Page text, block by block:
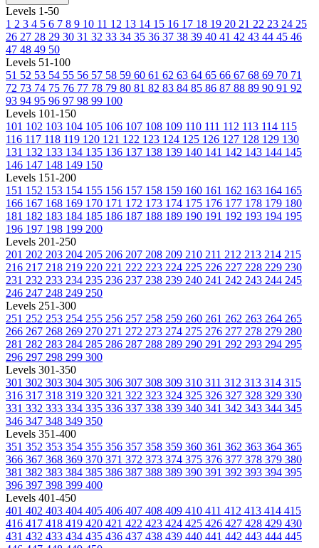
Levels 1-50
1 2 3 4 5 6 7 8 9 10 11 12 13 14 15 16 17 18 19 20 21 22 23 24 25
26 27 28 29 30 31 32 33 34 35 36 37 38 39 40 41 42 43 44 45 46
47 48 49 50
Levels 51-100
51 52 53 54 55 56 57 58 59 60 61 62 63 64 65 66 67 68 69 70 71
72 73 74 75 76 77 78 79 80 81 82 83 84 85 86 87 88 89 90 91 92
93 94 95 96 97 98 99 100
Levels 101-150
101 102 103 104 105 106 107 108 109 110 111 112 113 114 115
116 117 118 119 120 121 122 123 124 125 126 127 128 129 130
131 132 133 134 135 136 137 138 139 140 141 142 143 144 145
146 147 148 149 150
Levels 151-200
151 152 153 154 155 156 157 158 159 160 161 162 163 164 165
166 167 168 169 170 171 172 173 174 175 176 177 178 179 180
181 182 183 184 185 186 187 188 189 190 191 192 193 194 195
196 197 198 199 200
Levels 201-250
201 202 203 204 205 206 207 208 209 210 211 212 213 214 215
216 217 218 219 220 221 222 223 224 225 226 227 228 229 230
231 232 233 234 235 236 237 238 239 240 241 242 243 244 245
246 247 248 249 250
Levels 251-300
251 252 253 254 255 256 257 258 259 260 261 262 263 264 265
266 267 268 269 270 271 272 273 274 275 276 277 278 279 280
281 282 283 284 285 286 287 288 289 290 291 292 293 294 295
296 297 298 299 300
Levels 301-350
301 302 303 304 305 306 307 308 309 310 311 312 313 314 315
316 317 318 319 320 321 322 323 324 325 326 327 328 329 330
331 332 333 334 335 336 337 338 339 340 341 342 343 344 345
346 347 348 349 350
Levels 351-400
351 352 353 354 355 356 357 358 359 360 361 362 363 364 365
366 367 368 369 370 371 372 373 374 375 376 377 378 379 380
381 382 383 384 385 386 387 388 389 390 391 392 393 394 395
396 397 398 399 400
Levels 401-450
401 402 403 404 405 406 407 408 409 410 411 412 413 414 415
416 417 418 419 420 421 422 423 424 425 426 427 428 429 430
431 432 433 434 435 436 437 438 439 440 441 442 443 444 445